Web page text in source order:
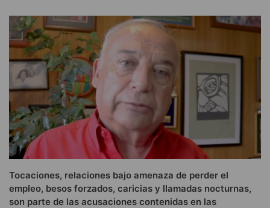
Tocaciones, relaciones bajo amenaza de perder el
empleo, besos forzados, caricias y llamadas nocturnas,
son parte de las acusaciones contenidas en las